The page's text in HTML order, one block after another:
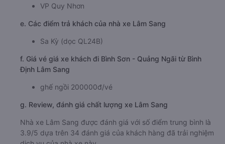
VP Quy Nhơn
e. Các điểm trả khách của nhà xe Lâm Sang
Sa Kỳ (dọc QL24B)
f. Giá vé giá xe khách đi Bình Sơn - Quảng Ngãi từ Bình
Định Lâm Sang
ghế ngồi 200000đ/vé
g. Review, đánh giá chất lượng xe Lâm Sang
Nhà xe Lâm Sang được đánh giá với số điểm trung bình là
3.9/5 dựa trên 34 đánh giá của khách hàng đã trải nghiệm